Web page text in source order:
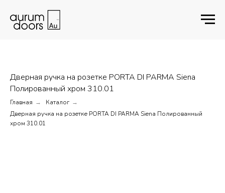
Дверная ручка на розетке PORTA DI PARMA Siena
Полированный хром 310.01
Главная → Каталог →
Дверная ручка на розетке PORTA DI PARMA Siena Полированный
хром 310.01